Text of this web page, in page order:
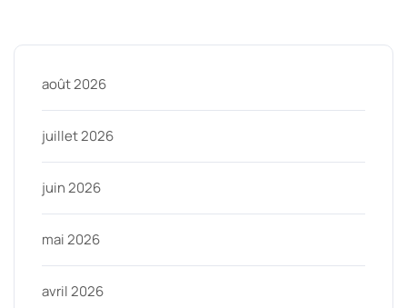
août 2026
juillet 2026
juin 2026
mai 2026
avril 2026